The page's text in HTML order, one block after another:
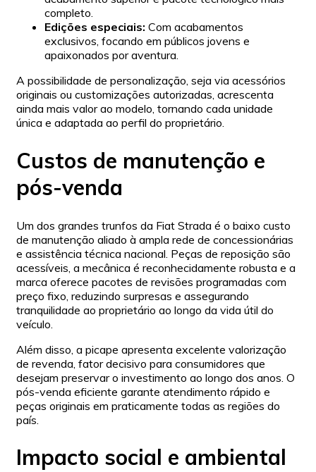
completo.
Edições especiais: Com acabamentos
exclusivos, focando em públicos jovens e
apaixonados por aventura.
A possibilidade de personalização, seja via acessórios
originais ou customizações autorizadas, acrescenta
ainda mais valor ao modelo, tornando cada unidade
única e adaptada ao perfil do proprietário.
Custos de manutenção e
pós-venda
Um dos grandes trunfos da Fiat Strada é o baixo custo
de manutenção aliado à ampla rede de concessionárias
e assistência técnica nacional. Peças de reposição são
acessíveis, a mecânica é reconhecidamente robusta e a
marca oferece pacotes de revisões programadas com
preço fixo, reduzindo surpresas e assegurando
tranquilidade ao proprietário ao longo da vida útil do
veículo.
Além disso, a picape apresenta excelente valorização
de revenda, fator decisivo para consumidores que
desejam preservar o investimento ao longo dos anos. O
pós-venda eficiente garante atendimento rápido e
peças originais em praticamente todas as regiões do
país.
Impacto social e ambiental